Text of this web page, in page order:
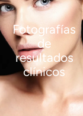
Fotografías
de
resultados
clínicos
VER
MÁS